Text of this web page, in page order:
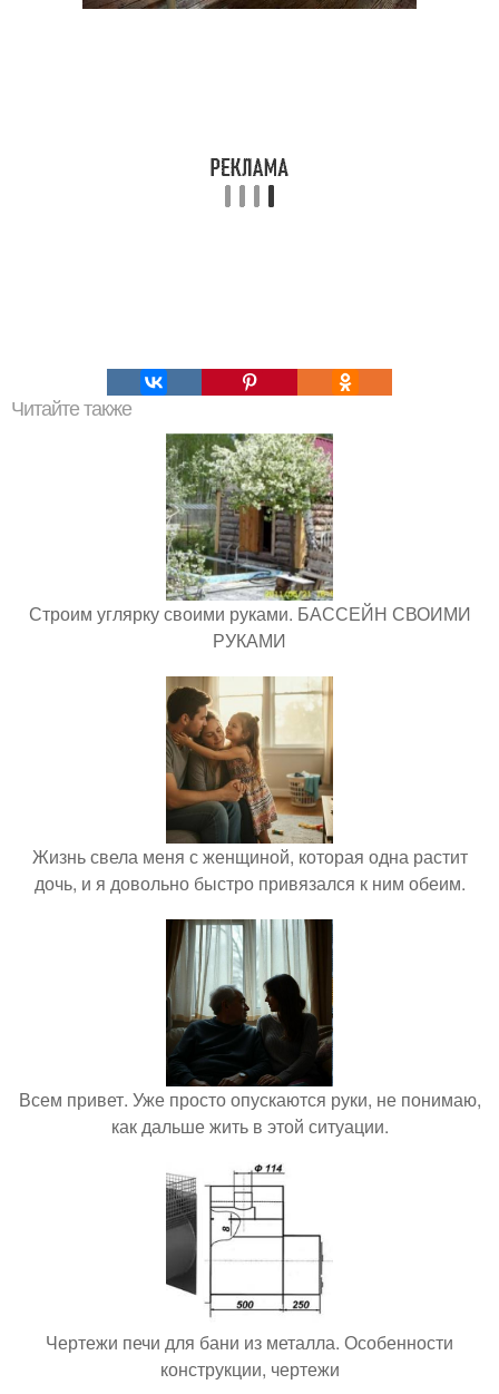
Читайте также
Строим углярку своими руками. БАССЕЙН СВОИМИ
РУКАМИ
Жизнь свела меня с женщиной, которая одна растит
дочь, и я довольно быстро привязался к ним обеим.
Всем привет. Уже просто опускаются руки, не понимаю,
как дальше жить в этой ситуации.
Чертежи печи для бани из металла. Особенности
конструкции, чертежи